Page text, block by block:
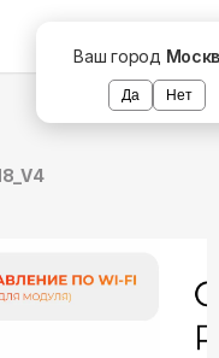
Ваш город
Да Нет